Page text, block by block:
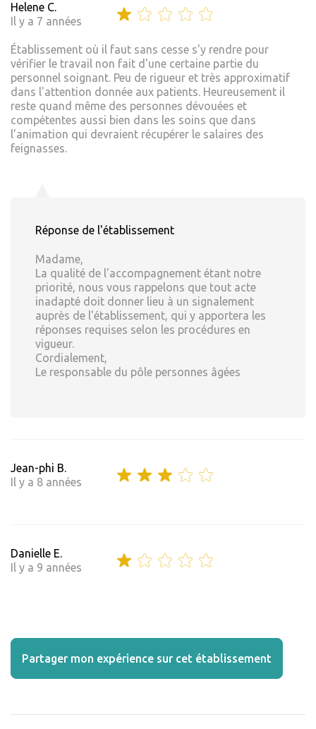
Helene C.
Il y a 7 années
Établissement où il faut sans cesse s'y rendre pour
vérifier le travail non fait d'une certaine partie du
personnel soignant. Peu de rigueur et très approximatif
dans l'attention donnée aux patients. Heureusement il
reste quand même des personnes dévouées et
compétentes aussi bien dans les soins que dans
l'animation qui devraient récupérer le salaires des
feignasses.
Réponse de l'établissement
Madame,
La qualité de l'accompagnement étant notre
priorité, nous vous rappelons que tout acte
inadapté doit donner lieu à un signalement
auprès de l'établissement, qui y apportera les
réponses requises selon les procédures en
vigueur.
Cordialement,
Le responsable du pôle personnes âgées
Jean-phi B.
Il y a 8 années
Danielle E.
Il y a 9 années
Partager mon expérience sur cet établissement